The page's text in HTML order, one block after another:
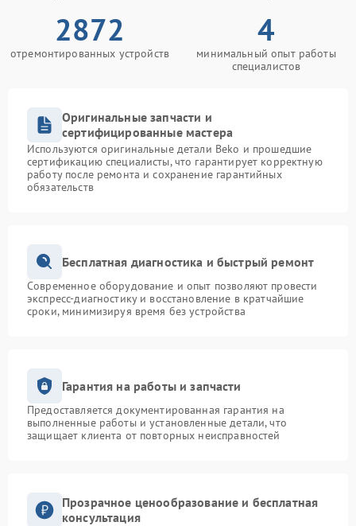
2872
отремонтированных устройств
4
минимальный опыт работы
специалистов
Оригинальные запчасти и
сертифицированные мастера
Используются оригинальные детали Beko и прошедшие
сертификацию специалисты, что гарантирует корректную
работу после ремонта и сохранение гарантийных
обязательств
Бесплатная диагностика и быстрый ремонт
Современное оборудование и опыт позволяют провести
экспресс-диагностику и восстановление в кратчайшие
сроки, минимизируя время без устройства
Гарантия на работы и запчасти
Предоставляется документированная гарантия на
выполненные работы и установленные детали, что
защищает клиента от повторных неисправностей
Прозрачное ценообразование и бесплатная
консультация